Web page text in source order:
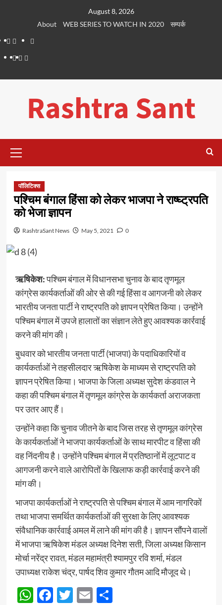
August 8, 2026
About
WEB SERIES TO WATCH IN 2020
सम्पर्क
About
WEB
SERIES
Dehradun
LifePlaces
सम्पर्क
Rashtra Sant
Menu
पॉलिटिक्स
पश्चिम बंगाल हिंसा को लेकर भाजपा ने राष्घ्ट्रपति
को भेजा ज्ञापन
RashtraSant News May 5, 2021 0
ऋषिकेश:पश्चिम बंगाल में विधानसभा चुनाव के बाद तृणमूल
कांग्रेस कार्यकर्ताओं की ओर से की गई हिंसा व आगजनी को लेकर
भारतीय जनता पार्टी ने राष्ट्रपति को ज्ञापन प्रेषित किया। उन्होंने
पश्चिम बंगाल में उपजे हालातों का संज्ञान लेते हुए आवश्यक कार्रवाई
करने की मांग की।
बुधवार को भारतीय जनता पार्टी (भाजपा) के पदाधिकारियों व
कार्यकर्ताओं ने तहसीलदार ऋषिकेश के माध्यम से राष्ट्रपति को
ज्ञापन प्रेषित किया। भाजपा के जिला अध्यक्ष सुदेश कंडवाल ने
कहा की पश्चिम बंगाल में तृणमूल कांग्रेस के कार्यकर्ता अराजकता
पर उतर आए हैं।
उन्होंने कहा कि चुनाव जीतने के बाद जिस तरह से तृणमूल कांग्रेस
के कार्यकर्ताओं ने भाजपा कार्यकर्ताओं के साथ मारपीट व हिंसा की
वह निंदनीय है। उन्होंने पश्चिम बंगाल में प्रतिष्ठानों में लूटपाट व
आगजनी करने वाले आरोपितों के खिलाफ कड़ी कार्रवाई करने की
मांग की।
भाजपा कार्यकर्ताओं ने राष्ट्रपति से पश्चिम बंगाल में आम नागरिकों
तथा भाजपा समर्थित कार्यकर्ताओं की सुरक्षा के लिए आवश्यक
संवैधानिक कार्रवाई अमल में लाने की मांग की है। ज्ञापन सौंपने वालों
में भाजपा ऋषिकेश मंडल अध्यक्ष दिनेश सती, जिला अध्यक्ष किसान
मोर्चा नरेंद्र रावत, मंडल महामंत्री श्यामपुर रवि शर्मा, मंडल
उपाध्यक्ष राकेश चंद्र, पार्षद शिव कुमार गौतम आदि मौजूद थे।
WhatsApp
Facebook
Twitter
EmailShare